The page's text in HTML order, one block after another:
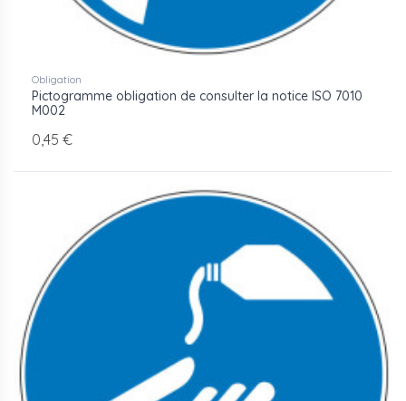
Obligation
Pictogramme obligation de consulter la notice ISO 7010
M002
0,45 €